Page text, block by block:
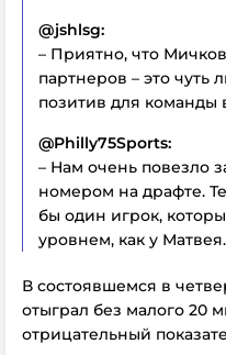
@jshlsg:
– Приятно, что
партнеров – это чуть
позитив для команды
@Philly75Sports:
– Нам очень повезло
номером на драфте.
бы один игрок,
уровнем, как у Матвея.
В состоявшемся в
отыграл без малого 20
отрицательный